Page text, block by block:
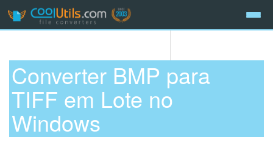
Converter BMP para
TIFF em Lote no
Windows